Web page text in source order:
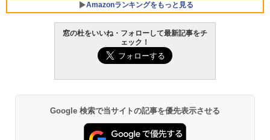
Amazonランキングをもっと見る
Robloxギフトカード - 800 Robux 【限
定バーチャルアイテムを含む】 【オンラ
￥1,300
生成AIパスポート公式テキスト 第４版
1冊ですべて身につくHTML & CSSとWe
Amazon Kindle - 目に優しい、かさばら
ない、大きな画面で読みやすい、6週間持
し
￥16,980
窓の杜をいいね・フォローして最新記事をチ
ェック！
Google 検索で当サイトの記事を優先表示させる